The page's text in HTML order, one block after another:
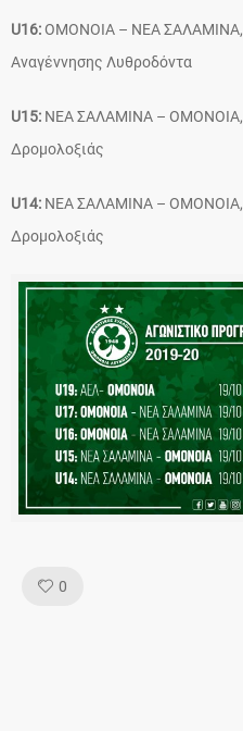
U16:ΟΜΟΝΟΙΑ – ΝΕΑ ΣΑΛΑΜΙΝΑ,
Αναγέννησης Λυθροδόντα
U15: ΝΕΑ ΣΑΛΑΜΙΝΑ – ΟΜΟΝΟΙΑ,
Δρομολοξιάς
U14: ΝΕΑ ΣΑΛΑΜΙΝΑ – ΟΜΟΝΟΙΑ,
Δρομολοξιάς
0